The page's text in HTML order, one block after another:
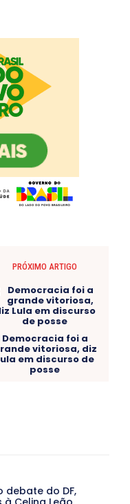
PRÓXIMO ARTIGO
Democracia foi a
vitoriosa, diz
em discurso de
posse
Crônicas
Dengue
Denuncia
debate do DF,